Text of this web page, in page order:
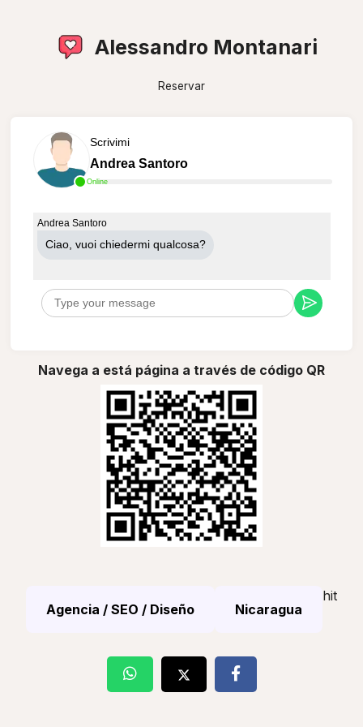
Alessandro Montanari
Reservar
Online
Scrivimi
Andrea Santoro
Andrea Santoro
Ciao, vuoi chiedermi qualcosa?
Navega a está página a través de código QR
Agencia / SEO / Diseño Nicaragua
hit